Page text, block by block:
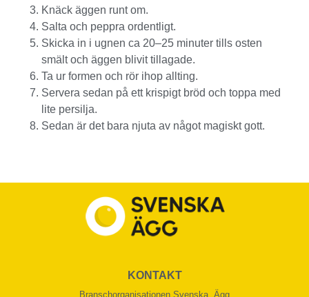
Knäck äggen runt om.
Salta och peppra ordentligt.
Skicka in i ugnen ca 20–25 minuter tills osten
smält och äggen blivit tillagade.
Ta ur formen och rör ihop allting.
Servera sedan på ett krispigt bröd och toppa med
lite persilja.
Sedan är det bara njuta av något magiskt gott.
KONTAKT
Branschorganisationen Svenska Ägg